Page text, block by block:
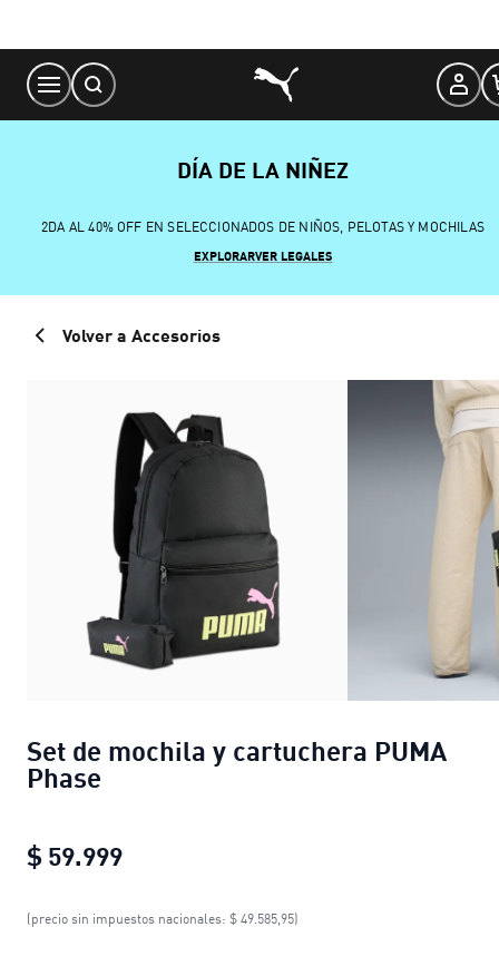
Content
DÍA DE LA NIÑEZ
2DA AL 40% OFF EN SELECCIONADOS DE NIÑOS, PELOTAS Y MOCHILAS
EXPLORARVER LEGALES
Volver a Accesorios
Set de mochila y cartuchera PUMA
Phase
$ 59.999
Set de mochila y cartuchera PUMA
(precio sin impuestos nacionales: $ 49.585,95)